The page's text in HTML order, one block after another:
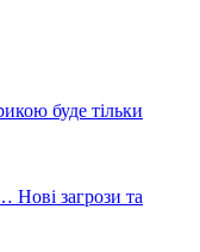
буде тільки
Нові загрози та